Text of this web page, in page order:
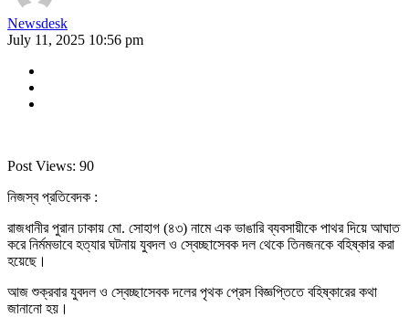
Newsdesk
July 11, 2025 10:56 pm
Post Views: 90
নিজস্ব প্রতিবেদক :
রাজধানীর পুরান ঢাকায় মো. সোহাগ (৪৩) নামে এক ভাঙারি ব্যবসায়ীকে পাথর দিয়ে আঘাত
করে নির্মমভাবে হত্যার ঘটনায় যুবদল ও স্বেচ্ছাসেবক দল থেকে তিনজনকে বহিষ্কার করা
হয়েছে।
আজ শুক্রবার যুবদল ও স্বেচ্ছাসেবক দলের পৃথক প্রেস বিজ্ঞপ্তিতে বহিষ্কারের কথা
জানানো হয়।